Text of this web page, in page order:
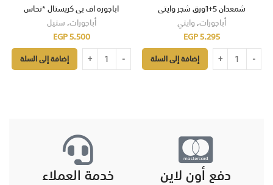
شمعدان 5+1ورق شجر وايتى
أباجورات,وايتي
EGP5.295
إضافة إلى السلة
اباجوره اف بى كريستال *نحاس
أباجورات,ستيل
EGP5.500
إضافة إلى السلة
دفع أون لاين خدمة العملاء